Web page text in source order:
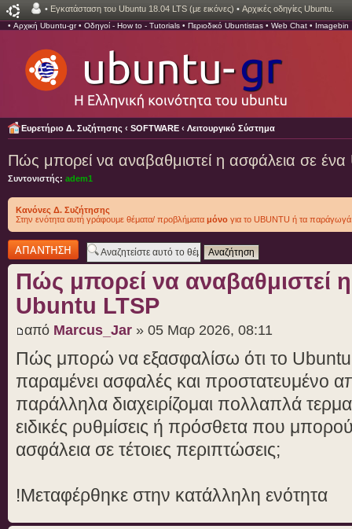
• Εγκατάσταση του Ubuntu 18.04 LTS (με εικόνες) • Αρχικές οδηγίες Ubuntu.
• Αρχική Ubuntu-gr• Οδηγοί - How to - Tutorials • Περιοδικό Ubuntistas • Web Chat • Imagebin
Ευρετήριο Δ. Συζήτησης ‹ SOFTWARE ‹ Λειτουργικό Σύστημα
Πώς μπορεί να αναβαθμιστεί η ασφάλεια σε
Συντονιστής: adem1
Κανόνες Δ. Συζήτησης
Στην ενότητα αυτή γράφουμε θέματα/ προβλήματα μόνο για το UBUNTU ή τα παράγωγά
Δημιουργία
απάντησης
Πώς μπορεί να αναβαθμιστεί
Ubuntu LTSP
από Marcus_Jar » 05 Μαρ 2026, 08:11
Πώς μπορώ να εξασφαλίσω ότι το
παραμένει ασφαλές και προστατευμένο
παράλληλα διαχειρίζομαι πολλαπλά
ειδικές ρυθμίσεις ή πρόσθετα που
ασφάλεια σε τέτοιες περιπτώσεις;
!Μεταφέρθηκε στην κατάλληλη ενότητα